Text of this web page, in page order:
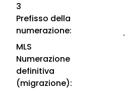
3
Prefisso della
numerazione:
MLS
Numerazione
definitiva
(migrazione):